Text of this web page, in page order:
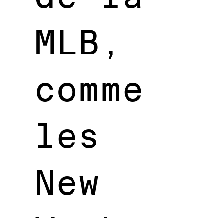
MLB,
comme
les
New